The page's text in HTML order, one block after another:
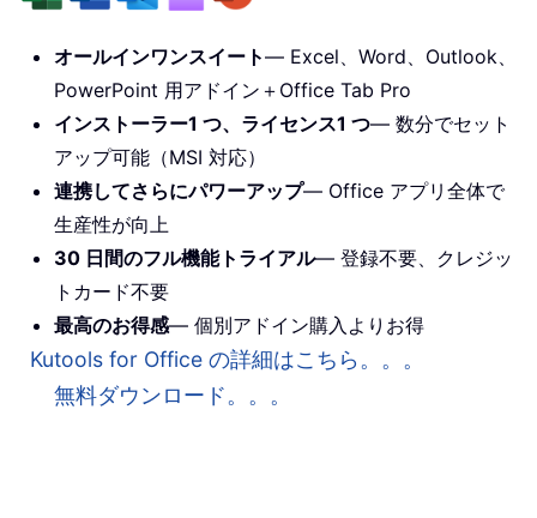
オールインワンスイート— Excel、Word、Outlook、
PowerPoint 用アドイン＋Office Tab Pro
インストーラー1 つ、ライセンス1 つ— 数分でセット
アップ可能（MSI 対応）
連携してさらにパワーアップ— Office アプリ全体で
生産性が向上
30 日間のフル機能トライアル— 登録不要、クレジッ
トカード不要
最高のお得感— 個別アドイン購入よりお得
Kutools for Office の詳細はこちら。。。
無料ダウンロード。。。